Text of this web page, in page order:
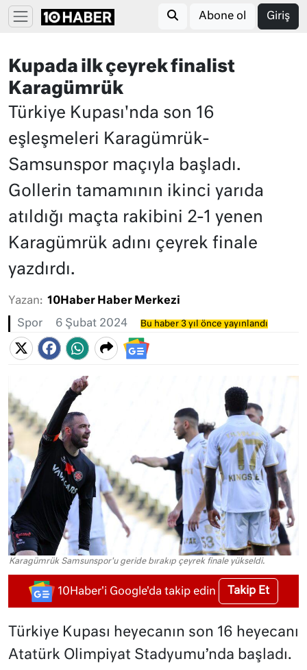
Abone ol Giriş
Kupada ilk çeyrek finalist
Karagümrük
Türkiye Kupası'nda son 16
eşleşmeleri Karagümrük-
Samsunspor maçıyla başladı.
Gollerin tamamının ikinci yarıda
atıldığı maçta rakibini 2-1 yenen
Karagümrük adını çeyrek finale
yazdırdı.
Yazan: 10Haber Haber Merkezi
Spor 6 Şubat 2024 Bu haber 3 yıl önce yayınlandı
Karagümrük Samsunspor'u geride bırakıp çeyrek finale yükseldi.
10Haber'i Google'da takip edin Takip Et
Türkiye Kupası heyecanın son 16 heyecanı
Atatürk Olimpiyat Stadyumu’nda başladı.